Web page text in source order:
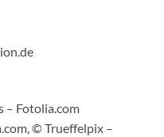
– Fotolia.com
© Trueffelpix –